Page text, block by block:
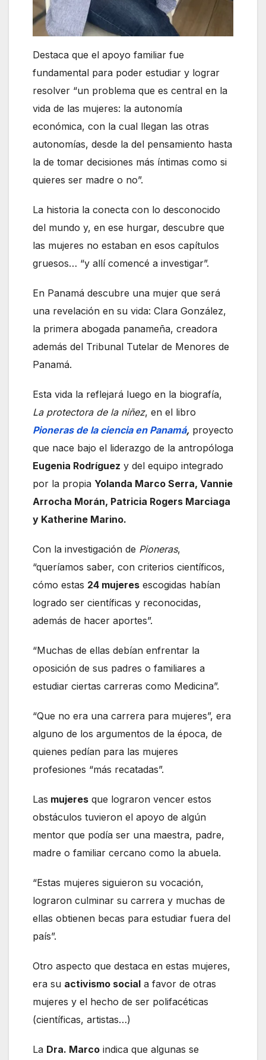
Destaca que el apoyo familiar fue
fundamental para poder estudiar y lograr
resolver “un problema que es central en la
vida de las mujeres: la autonomía
económica, con la cual llegan las otras
autonomías, desde la del pensamiento hasta
la de tomar decisiones más íntimas como si
quieres ser madre o no”.
La historia la conecta con lo desconocido
del mundo y, en ese hurgar, descubre que
las mujeres no estaban en esos capítulos
gruesos… “y allí comencé a investigar”.
En Panamá descubre una mujer que será
una revelación en su vida: Clara González,
la primera abogada panameña, creadora
además del Tribunal Tutelar de Menores de
Panamá.
Esta vida la reflejará luego en la biografía,
La protectora de la niñez, en el libro
Pioneras de la ciencia en Panamá, proyecto
que nace bajo el liderazgo de la antropóloga
Eugenia Rodríguez y del equipo integrado
por la propia Yolanda Marco Serra, Vannie
Arrocha Morán, Patricia Rogers Marciaga
y Katherine Marino.
Con la investigación de Pioneras,
“queríamos saber, con criterios científicos,
cómo estas 24 mujeres escogidas habían
logrado ser científicas y reconocidas,
además de hacer aportes”.
“Muchas de ellas debían enfrentar la
oposición de sus padres o familiares a
estudiar ciertas carreras como Medicina”.
“Que no era una carrera para mujeres”, era
alguno de los argumentos de la época, de
quienes pedían para las mujeres
profesiones “más recatadas”.
Las mujeres que lograron vencer estos
obstáculos tuvieron el apoyo de algún
mentor que podía ser una maestra, padre,
madre o familiar cercano como la abuela.
“Estas mujeres siguieron su vocación,
lograron culminar su carrera y muchas de
ellas obtienen becas para estudiar fuera del
país”.
Otro aspecto que destaca en estas mujeres,
era su activismo social a favor de otras
mujeres y el hecho de ser polifacéticas
(científicas, artistas…)
La Dra. Marco indica que algunas se